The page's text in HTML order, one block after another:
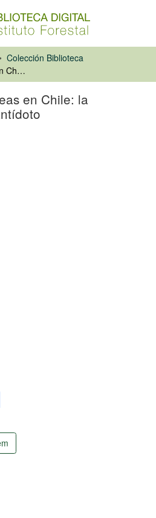
Colección Biblioteca
Termitas subterráneas en Chile: la prevención como antídoto
en Chile: la